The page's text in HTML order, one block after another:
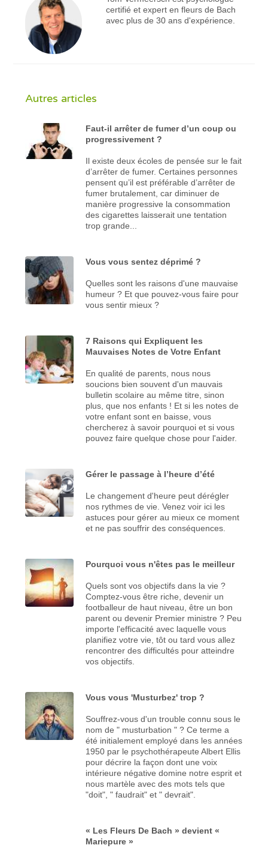
certifié et expert en fleurs de Bach
avec plus de 30 ans d'expérience.
Autres articles
Faut-il arrêter de fumer d’un coup ou
progressivement ?
Il existe deux écoles de pensée sur le fait
d’arrêter de fumer. Certaines personnes
pensent qu’il est préférable d’arrêter de
fumer brutalement, car diminuer de
manière progressive la consommation
des cigarettes laisserait une tentation
trop grande...
Vous vous sentez déprimé ?
Quelles sont les raisons d'une mauvaise
humeur ? Et que pouvez-vous faire pour
vous sentir mieux ?
7 Raisons qui Expliquent les
Mauvaises Notes de Votre Enfant
En qualité de parents, nous nous
soucions bien souvent d'un mauvais
bulletin scolaire au même titre, sinon
plus, que nos enfants ! Et si les notes de
votre enfant sont en baisse, vous
chercherez à savoir pourquoi et si vous
pouvez faire quelque chose pour l'aider.
Gérer le passage à l’heure d’été
Le changement d'heure peut dérégler
nos rythmes de vie. Venez voir ici les
astuces pour gérer au mieux ce moment
et ne pas souffrir des conséquences.
Pourquoi vous n'êtes pas le meilleur
Quels sont vos objectifs dans la vie ?
Comptez-vous être riche, devenir un
footballeur de haut niveau, être un bon
parent ou devenir Premier ministre ? Peu
importe l'efficacité avec laquelle vous
planifiez votre vie, tôt ou tard vous allez
rencontrer des difficultés pour atteindre
vos objectifs.
Vous vous 'Musturbez' trop ?
Souffrez-vous d'un trouble connu sous le
nom de " musturbation " ? Ce terme a
été initialement employé dans les années
1950 par le psychothérapeute Albert Ellis
pour décrire la façon dont une voix
intérieure négative domine notre esprit et
nous martèle avec des mots tels que
"doit", " faudrait" et " devrait".
« Les Fleurs De Bach » devient «
Mariepure »